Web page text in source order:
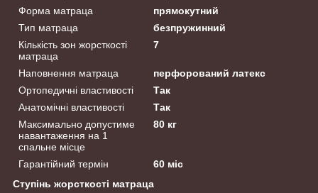
Форма матраца
прямокутний
Тип матраца
безпружинний
Кількість зон жорсткості
матраца
7
Наповнення матраца
перфорований латекс
Ортопедичні властивості
Так
Анатомічні властивості
Так
Максимально допустиме
навантаження на 1
спальне місце
80 кг
Гарантійний термін
60 міс
Ступінь жорсткості матраца